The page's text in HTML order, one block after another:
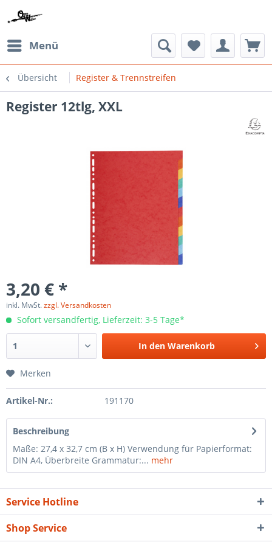
Menü
Übersicht Register & Trennstreifen
Register 12tlg, XXL
3,20 € *
inkl. MwSt.zzgl. Versandkosten
Sofort versandfertig, Lieferzeit: 3-5 Tage*
In den Warenkorb
Merken
Artikel-Nr.: 191170
Beschreibung
Maße: 27,4 x 32,7 cm (B x H) Verwendung für Papierformat:
DIN A4, Überbreite Grammatur:... mehr
Service Hotline
Shop Service